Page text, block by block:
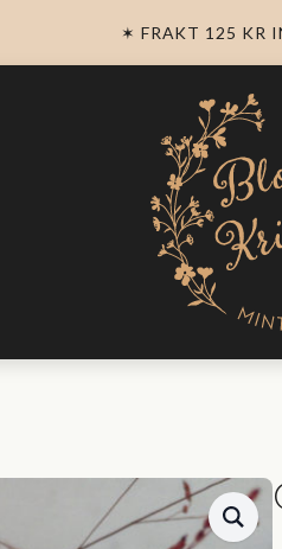
✶ FRAKT 125 KR